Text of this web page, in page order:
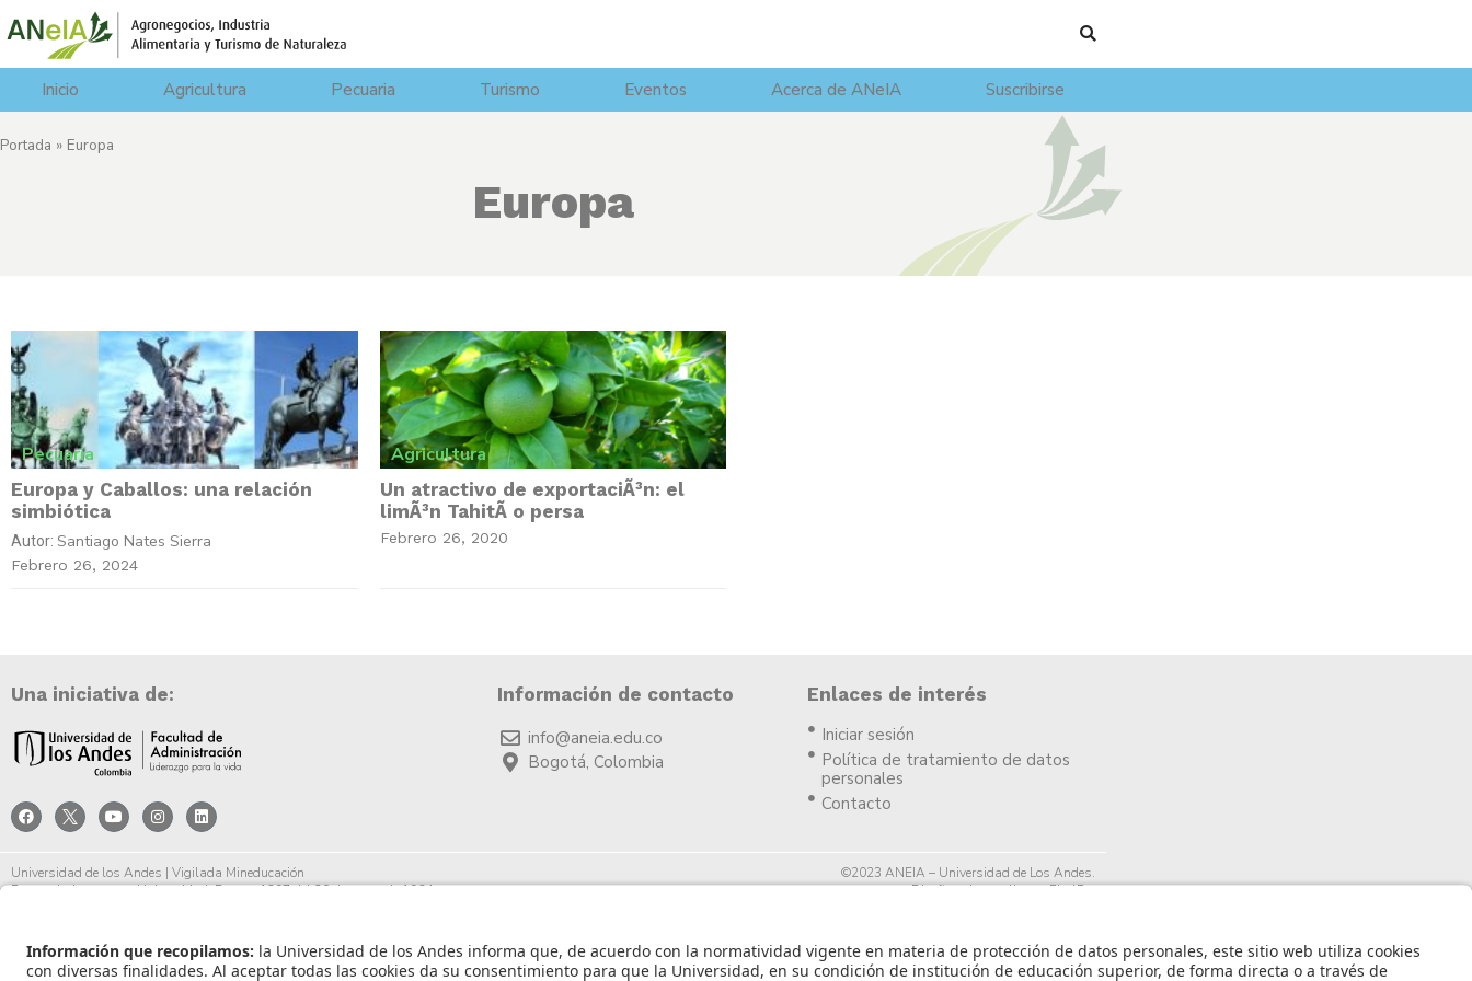
Inicio Agricultura Pecuaria Turismo Eventos Acerca de ANeIA Suscribirse
Portada » Europa
Europa
Pecuaria
Europa y Caballos: una relación
simbiótica
Autor: Santiago Nates Sierra
Febrero 26, 2024
Agricultura
Un atractivo de exportaciÃ³n: el
limÃ³n TahitÃ­ o persa
Febrero 26, 2020
Una iniciativa de:
Información de contacto
info@aneia.edu.co
Bogotá, Colombia
Enlaces de interés
Iniciar sesión
Política de tratamiento de datos
personales
Contacto
Universidad de los Andes | Vigilada Mineducación
Reconocimiento como Universidad: Decreto 1297 del 30 de mayo de 1964.
©2023 ANEIA – Universidad de Los Andes.
Diseño y desarrollo por PixelPro